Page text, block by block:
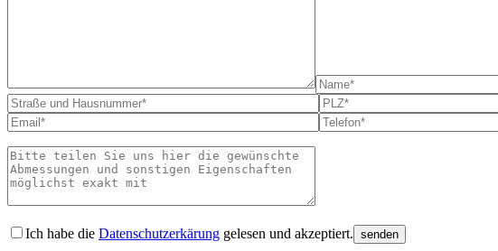
Ich habe die Datenschutzerkärung gelesen und akzeptiert.Bitte lasse dieses Feld leer.